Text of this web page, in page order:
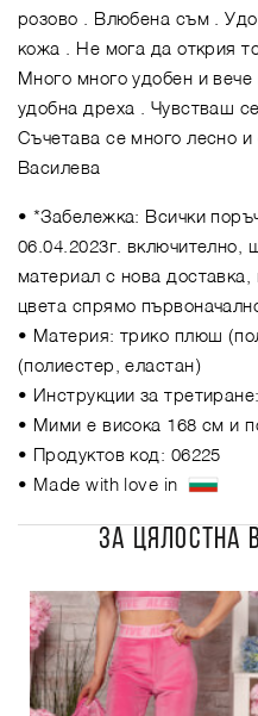
розово . Влюбена съм .
кожа . Не мога да открия
Много много удобен и
удобна дреха . Чувстваш
Съчетава се много лесно и
Василева
• *Забележка: Всички
06.04.2023г. включително,
материал с нова доставка,
цвета спрямо
• Материя: трико плюш
(полиестер, еластан)
• Инструкции за
• Мими е висока 168 см и
• Продуктов код: 06225
• Made with love in
ЗА ЦЯЛОСТНА